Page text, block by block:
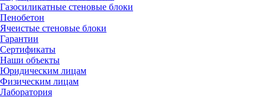
Газосиликатные стеновые блоки
Пенобетон
Ячеистые стеновые блоки
Гарантии
Сертификаты
Наши объекты
Юридическим лицам
Физическим лицам
Лаборатория